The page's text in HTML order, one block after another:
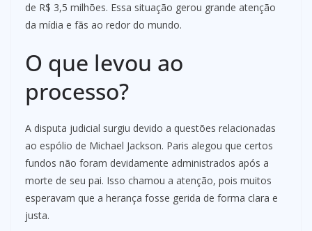
de R$ 3,5 milhões. Essa situação gerou grande atenção
da mídia e fãs ao redor do mundo.
O que levou ao
processo?
A disputa judicial surgiu devido a questões relacionadas
ao espólio de Michael Jackson. Paris alegou que certos
fundos não foram devidamente administrados após a
morte de seu pai. Isso chamou a atenção, pois muitos
esperavam que a herança fosse gerida de forma clara e
justa.